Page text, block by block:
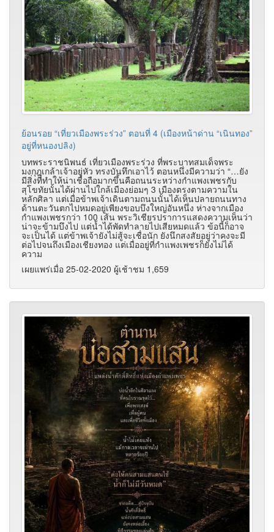
ย้อนรอย “เที่ยวเมืองพระร่วง” ตอนที่ 4 (เมืองหน้าด่าน “เนินทอง”
อยู่ที่หนองปลิง)
บทพระราชนิพนธ์ เที่ยวเมืองพระร่วง ที่พระบาทสมเด็จพระ
มงกุฎุเกล้าเจ้าอยู่หัว ทรงบันทึกเอาไว้ ตอนหนึ่งมีความว่า “…ยัง
มีสิ่งที่ทำให้น่าเชื่อถือมากขึ้นคือถนนระหว่างกำแพงเพชรกับ
สุโขทัยนั้นได้ผ่านไปใกล้เมืองย่อมๆ 3 เมืองตรงตามความใน
หลักศิลา แต่เมื่อข้าพเจ้าเดินตามถนนนั้นได้เห็นปลายถนนทาง
ด้านตะวันตกไปหมดอยู่เพียงขอบบึงใหญ่อันหนึ่ง ห่างจากเมือง
กำแพงเพชรกว่า 100 เส้น พระวิเชียรปราการแสดงความเห็นว่า
น่าจะข้ามบึงไป แต่น้ำได้พัดทำลายไปเสียหมดแล้ว ข้อนี้ก็อาจ
จะเป็นได้ แต่ข้าพเจ้ายังไม่สู้จะเชื่อนัก ยังนึกสงสัยอยู่ว่าคงจะมี
ต่อไปจนถึงเมืองเชียงทอง แต่เมื่ออยู่ที่กำแพงเพชรก็ยังไม่ได้
ความ
เผยแพร่เมื่อ 25-02-2020 ผู้เช้าชม 1,659